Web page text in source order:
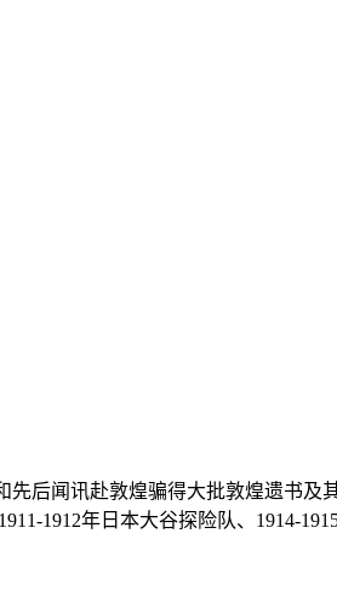
后闻讯赴敦煌骗得大批敦煌遗书及
1912年日本大谷探险队、1914-